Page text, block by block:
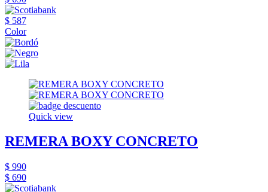
$ 587
Color
Quick view
REMERA BOXY CONCRETO
$ 990
$ 690